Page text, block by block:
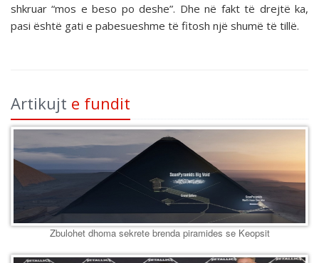
shkruar “mos e beso po deshe”. Dhe në fakt të drejtë ka,
pasi është gati e pabesueshme të fitosh një shumë të tillë.
Artikujt e fundit
Zbulohet dhoma sekrete brenda piramides se Keopsit